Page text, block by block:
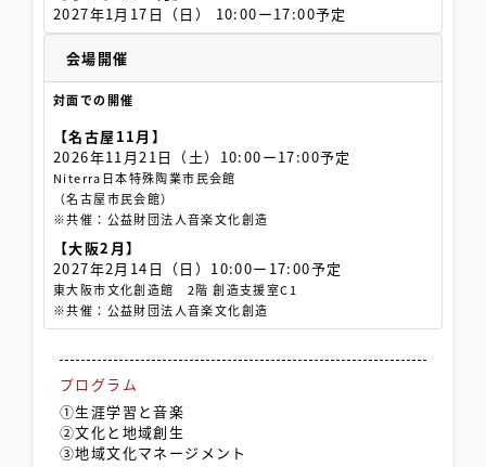
2027年1月17日（日）
10:00ー17:00予定
会場開催
対面での開催
【名古屋11月】
2026年11月21日（土） 10:00ー17:00予定
Niterra日本特殊陶業市民会館
（名古屋市民会館）
※共催：公益財団法人音楽文化創造
【大阪2月】
2027年2月14日（日） 10:00ー17:00予定
東大阪市文化創造館 2階 創造支援室C1
※共催：公益財団法人音楽文化創造
プログラム
①生涯学習と音楽
②文化と地域創生
③地域文化マネージメント